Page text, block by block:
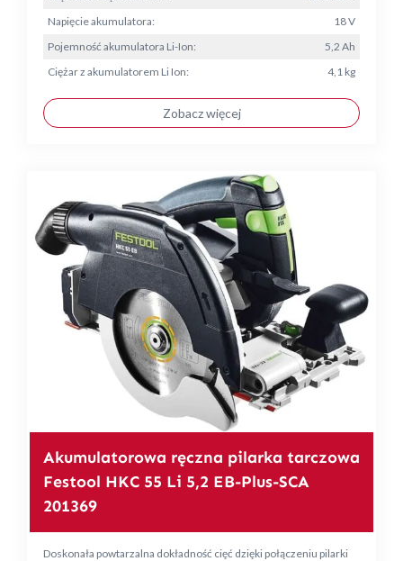
Napięcie akumulatora:
18 V
Pojemność akumulatora Li-Ion:
5,2 Ah
Ciężar z akumulatorem Li Ion:
4,1 kg
Zobacz więcej
Akumulatorowa ręczna pilarka tarczowa
Festool HKC 55 Li 5,2 EB-Plus-SCA
201369
Doskonała powtarzalna dokładność cięć dzięki połączeniu pilarki